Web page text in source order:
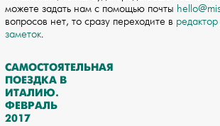
можете задать нам с помощью почты
вопросов нет, то сразу переходите в
заметок.
САМОСТОЯТЕЛЬНАЯ
ПОЕЗДКА В
ИТАЛИЮ.
ФЕВРАЛЬ
2017